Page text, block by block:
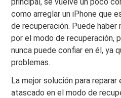
como arreglar un iPhone que
de recuperación. Puede haber
por el modo de recuperación,
nunca puede confiar en él, ya
problemas.
La mejor solución para
atascado en el modo de